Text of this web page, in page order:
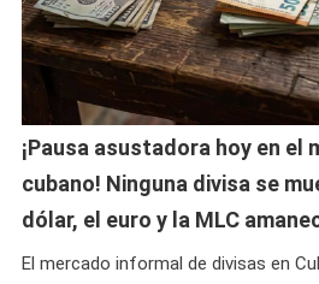
¡Pausa asustadora hoy en el
cubano! Ninguna divisa se
dólar, el euro y la MLC
El mercado informal de divisas en